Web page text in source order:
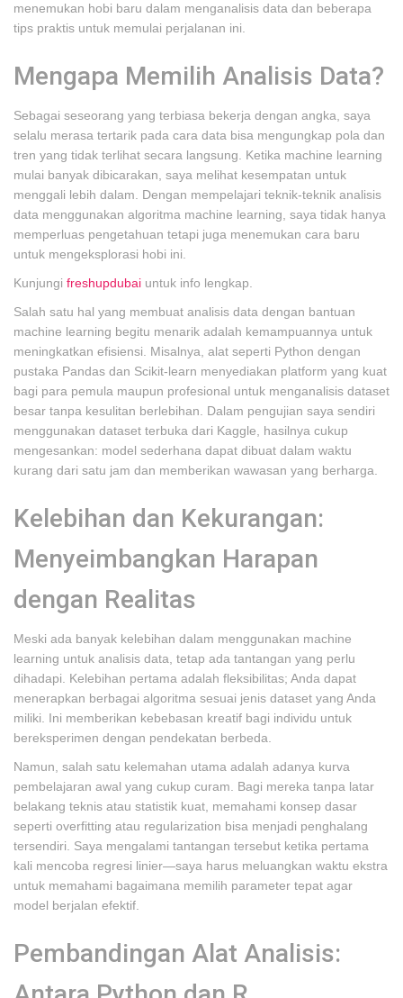
menemukan hobi baru dalam menganalisis data dan beberapa
tips praktis untuk memulai perjalanan ini.
Mengapa Memilih Analisis Data?
Sebagai seseorang yang terbiasa bekerja dengan angka, saya
selalu merasa tertarik pada cara data bisa mengungkap pola dan
tren yang tidak terlihat secara langsung. Ketika machine learning
mulai banyak dibicarakan, saya melihat kesempatan untuk
menggali lebih dalam. Dengan mempelajari teknik-teknik analisis
data menggunakan algoritma machine learning, saya tidak hanya
memperluas pengetahuan tetapi juga menemukan cara baru
untuk mengeksplorasi hobi ini.
Kunjungi freshupdubai untuk info lengkap.
Salah satu hal yang membuat analisis data dengan bantuan
machine learning begitu menarik adalah kemampuannya untuk
meningkatkan efisiensi. Misalnya, alat seperti Python dengan
pustaka Pandas dan Scikit-learn menyediakan platform yang kuat
bagi para pemula maupun profesional untuk menganalisis dataset
besar tanpa kesulitan berlebihan. Dalam pengujian saya sendiri
menggunakan dataset terbuka dari Kaggle, hasilnya cukup
mengesankan: model sederhana dapat dibuat dalam waktu
kurang dari satu jam dan memberikan wawasan yang berharga.
Kelebihan dan Kekurangan:
Menyeimbangkan Harapan
dengan Realitas
Meski ada banyak kelebihan dalam menggunakan machine
learning untuk analisis data, tetap ada tantangan yang perlu
dihadapi. Kelebihan pertama adalah fleksibilitas; Anda dapat
menerapkan berbagai algoritma sesuai jenis dataset yang Anda
miliki. Ini memberikan kebebasan kreatif bagi individu untuk
bereksperimen dengan pendekatan berbeda.
Namun, salah satu kelemahan utama adalah adanya kurva
pembelajaran awal yang cukup curam. Bagi mereka tanpa latar
belakang teknis atau statistik kuat, memahami konsep dasar
seperti overfitting atau regularization bisa menjadi penghalang
tersendiri. Saya mengalami tantangan tersebut ketika pertama
kali mencoba regresi linier—saya harus meluangkan waktu ekstra
untuk memahami bagaimana memilih parameter tepat agar
model berjalan efektif.
Pembandingan Alat Analisis: